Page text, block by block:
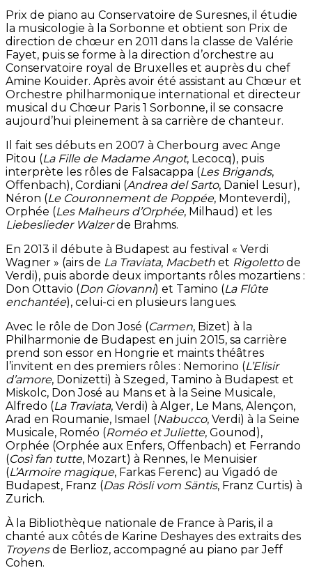
Prix de piano au Conservatoire de Suresnes, il étudie
la musicologie à la Sorbonne et obtient son Prix de
direction de chœur en 2011 dans la classe de Valérie
Fayet, puis se forme à la direction d’orchestre au
Conservatoire royal de Bruxelles et auprès du chef
Amine Kouider. Après avoir été assistant au Chœur et
Orchestre philharmonique international et directeur
musical du Chœur Paris 1 Sorbonne, il se consacre
aujourd’hui pleinement à sa carrière de chanteur.
Il fait ses débuts en 2007 à Cherbourg avec Ange
Pitou (La Fille de Madame Angot, Lecocq), puis
interprète les rôles de Falsacappa (Les Brigands,
Offenbach), Cordiani (Andrea del Sarto, Daniel Lesur),
Néron (Le Couronnement de Poppée, Monteverdi),
Orphée (Les Malheurs d’Orphée, Milhaud) et les
Liebeslieder Walzerde Brahms.
En 2013 il débute à Budapest au festival « Verdi
Wagner » (airs de La Traviata, Macbeth et Rigolettode
Verdi), puis aborde deux importants rôles mozartiens :
Don Ottavio (Don Giovanni) et Tamino (La Flûte
enchantée), celui-ci en plusieurs langues.
Avec le rôle de Don José (Carmen, Bizet) à la
Philharmonie de Budapest en juin 2015, sa carrière
prend son essor en Hongrie et maints théâtres
l’invitent en des premiers rôles : Nemorino (L’Elisir
d’amore, Donizetti) à Szeged, Tamino à Budapest et
Miskolc, Don José au Mans et à la Seine Musicale,
Alfredo (La Traviata, Verdi) à Alger, Le Mans, Alençon,
Arad en Roumanie, Ismael (Nabucco, Verdi) à la Seine
Musicale, Roméo (Roméo et Juliette, Gounod),
Orphée (Orphée aux Enfers, Offenbach) et Ferrando
(Così fan tutte, Mozart) à Rennes, le Menuisier
(L’Armoire magique, Farkas Ferenc) au Vigadó de
Budapest, Franz (Das Rösli vom Säntis, Franz Curtis) à
Zurich.
À la Bibliothèque nationale de France à Paris, il a
chanté aux côtés de Karine Deshayes des extraits des
Troyensde Berlioz, accompagné au piano par Jeff
Cohen.